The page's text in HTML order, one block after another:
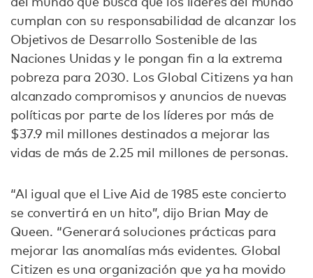
cumplan con su responsabilidad de alcanzar los
Objetivos de Desarrollo Sostenible de las
Naciones Unidas y le pongan fin a la extrema
pobreza para 2030. Los Global Citizens ya han
alcanzado compromisos y anuncios de nuevas
políticas por parte de los líderes por más de
$37.9 mil millones destinados a mejorar las
vidas de más de 2.25 mil millones de personas.
“Al igual que el Live Aid de 1985 este concierto
se convertirá en un hito”, dijo Brian May de
Queen. “Generará soluciones prácticas para
mejorar las anomalías más evidentes. Global
Citizen es una organización que ya ha movido